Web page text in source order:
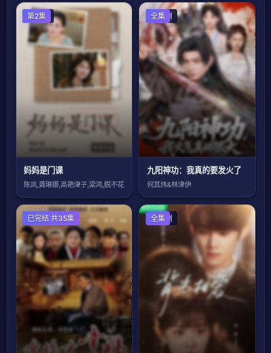
国产剧
第2集
妈妈是门课
陈岚,龚琳娜,高艳津子,梁鸿,脱不花
国产剧
全集
九阳神功：我真的要发火了
何其炜&林津伊
国产剧
已完结 共35集 国产剧
全集